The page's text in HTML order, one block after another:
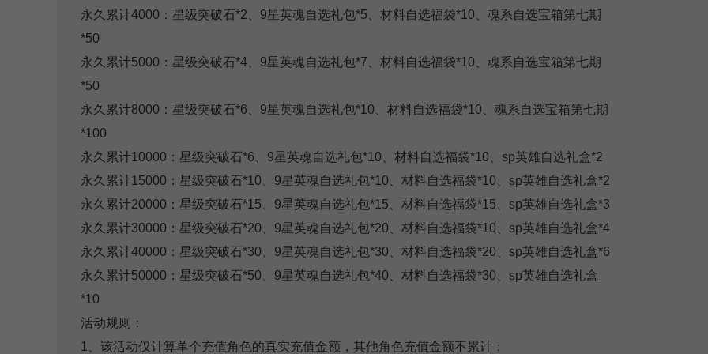
永久累计4000：星级突破石*2、9星英魂自选礼包*5、材料自选福袋*10、魂系自选宝箱第七期
*50
永久累计5000：星级突破石*4、9星英魂自选礼包*7、材料自选福袋*10、魂系自选宝箱第七期
*50
永久累计8000：星级突破石*6、9星英魂自选礼包*10、材料自选福袋*10、魂系自选宝箱第七期
*100
永久累计10000：星级突破石*6、9星英魂自选礼包*10、材料自选福袋*10、sp英雄自选礼盒*2
永久累计15000：星级突破石*10、9星英魂自选礼包*10、材料自选福袋*10、sp英雄自选礼盒*2
永久累计20000：星级突破石*15、9星英魂自选礼包*15、材料自选福袋*15、sp英雄自选礼盒*3
永久累计30000：星级突破石*20、9星英魂自选礼包*20、材料自选福袋*10、sp英雄自选礼盒*4
永久累计40000：星级突破石*30、9星英魂自选礼包*30、材料自选福袋*20、sp英雄自选礼盒*6
永久累计50000：星级突破石*50、9星英魂自选礼包*40、材料自选福袋*30、sp英雄自选礼盒
*10
活动规则：
1、该活动仅计算单个充值角色的真实充值金额，其他角色充值金额不累计；